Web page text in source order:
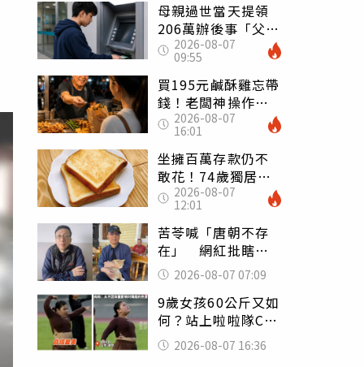
母親過世當天提領
206萬辦後事「父子
遭判刑」 律師：
搶錢先下手是罪
2026-08-07
09:55
買195元鹹酥雞忘帶
錢！老闆神操作
「倒找5元」 全網
看哭：這就是台灣
2026-08-07
16:01
坐擁百萬存款仍不
敢花！74歲獨居翁
「1餐只吃1片吐
司」 半年後暴瘦
嚇壞女兒
2026-08-07
12:01
苦苓喊「唐朝不存
在」 網紅批瞎編
歷史：李白、杜甫
用鮮卑文寫詩？
2026-08-07 07:09
9歲女孩60公斤又如
何？站上啦啦隊C位
驚艷全場 千萬網
友被圈粉
2026-08-07 16:36